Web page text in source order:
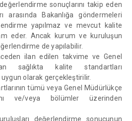
sonuçlarını takip eden
arasında Bakanlığa göndermeleri
yapılmaz ve mevcut kalite
eder. Ancak kurum ve kuruluşun
de yapılabilir.
ilan edilen takvime ve Genel
sağlıkta kalite standartları
olarak gerçekleştirilir.
tümü veya Genel Müdürlükçe
ve/veya bölümler üzerinden
değerlendirme sonucunun